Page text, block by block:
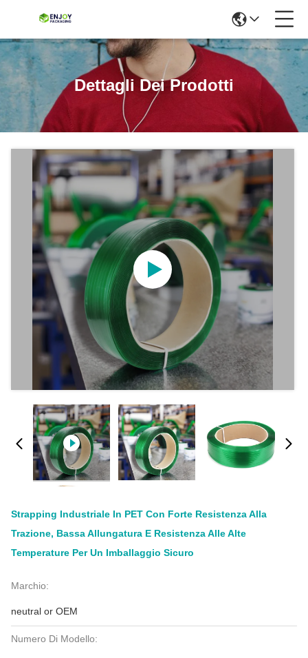
Dettagli Dei Prodotti
Strapping Industriale In PET Con Forte Resistenza Alla
Trazione, Bassa Allungatura E Resistenza Alle Alte
Temperature Per Un Imballaggio Sicuro
Marchio:
neutral or OEM
Numero Di Modello: